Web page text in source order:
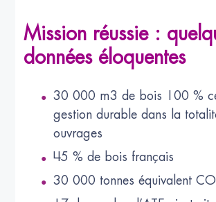
Mission réussie :
données éloquentes
30 000 m3 de bois 100 %
gestion durable dans la
ouvrages
45 % de bois français
30 000 tonnes équivalent